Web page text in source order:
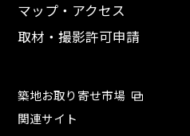
マップ・アクセス
取材・撮影許可申請
築地お取り寄せ市場
関連サイト